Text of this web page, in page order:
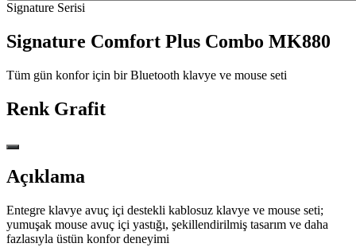
Signature Serisi
Signature Comfort Plus Combo MK880
Tüm gün konfor için bir Bluetooth klavye ve mouse seti
Renk Grafit
Açıklama
Entegre klavye avuç içi destekli kablosuz klavye ve mouse seti;
yumuşak mouse avuç içi yastığı, şekillendirilmiş tasarım ve daha
fazlasıyla üstün konfor deneyimi